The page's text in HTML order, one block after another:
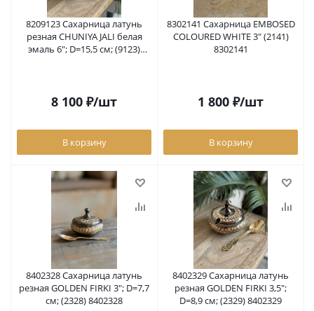
8209123 Сахарница латунь
резная CHUNIYA JALI белая
эмаль 6"; D=15,5 см; (9123)
8 100 ₽/шт
В корзину
8302141 Сахарница EMBOSED
COLOURED WHITE 3" (2141)
8302141
1 800 ₽/шт
В корзину
8402328 Сахарница латунь
резная GOLDEN FIRKI 3"; D=7,7
см; (2328) 8402328
8402329 Сахарница латунь
резная GOLDEN FIRKI 3,5";
D=8,9 см; (2329) 8402329